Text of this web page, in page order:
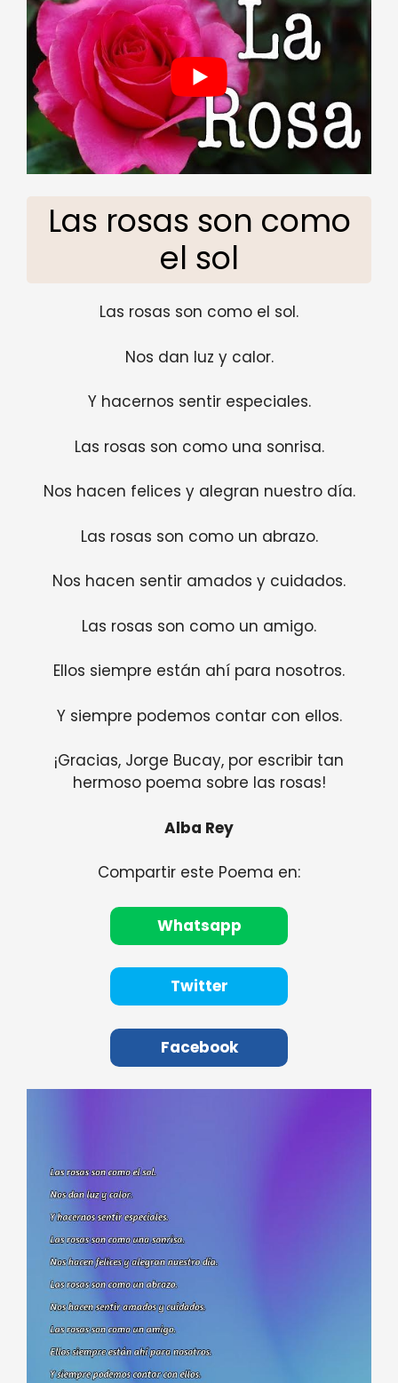
Las rosas son como
el sol
Las rosas son como el sol.
Nos dan luz y calor.
Y hacernos sentir especiales.
Las rosas son como una sonrisa.
Nos hacen felices y alegran nuestro día.
Las rosas son como un abrazo.
Nos hacen sentir amados y cuidados.
Las rosas son como un amigo.
Ellos siempre están ahí para nosotros.
Y siempre podemos contar con ellos.
¡Gracias, Jorge Bucay, por escribir tan
hermoso poema sobre las rosas!
Alba Rey
Compartir este Poema en:
Whatsapp
Twitter
Facebook